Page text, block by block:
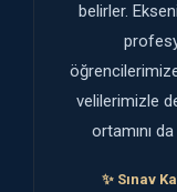
belirler.
velilerimizle
ortamını
✨ Sınav